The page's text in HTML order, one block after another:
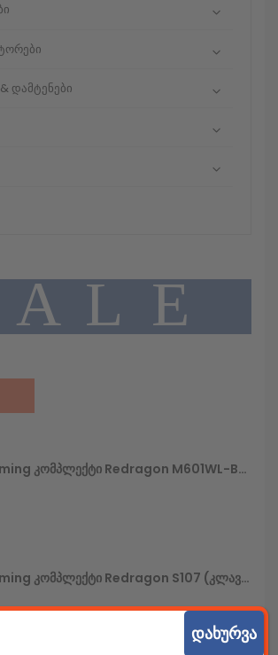
დამტენები
A L E
Კომპლექტი Redragon M601WL-BA (უსადენო Მაუსი+მაუსპადი)
Კომპლექტი Redragon S107 (კლავიატურა+მაუსი+მაუსპადი)
დახურვა